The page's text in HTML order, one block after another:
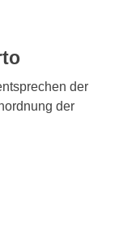
der
der